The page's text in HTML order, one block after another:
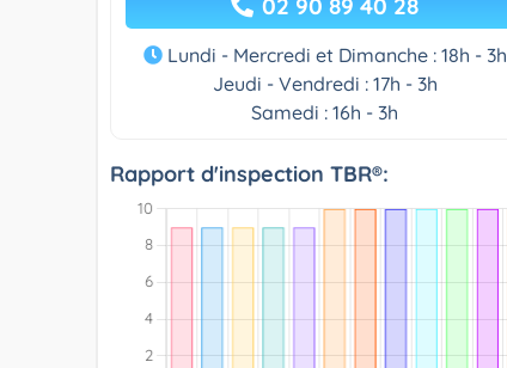
02 90 89 40 28
Lundi - Mercredi et Dimanche : 18h - 3h
Jeudi - Vendredi : 17h - 3h
Samedi : 16h - 3h
Rapport d'inspection TBR®: